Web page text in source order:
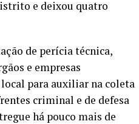
e deixou quatro
de perícia técnica,
e empresas
para auxiliar na coleta
criminal e de defesa
há pouco mais de